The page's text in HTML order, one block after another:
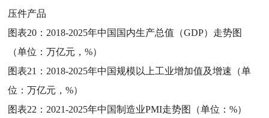
压件产品
图表20： 2018-2025年中国国内生产总值（GDP）走势图
（单位：万亿元，%）
图表21： 2018-2025年中国规模以上工业增加值及增速（单
位：万亿元，%）
图表22： 2021-2025年中国制造业PMI走势图（单位：%）